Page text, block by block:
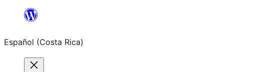
Saltar
contenido
Español (Costa Rica)